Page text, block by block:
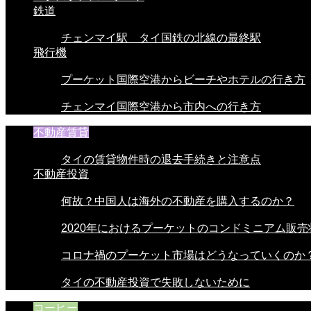
鉄道
チェンマイ駅 タイ国鉄の北線の最終駅
飛行機
プーケット国際空港からビーチやホテルの行き方
チェンマイ国際空港から市内への行き方
不動産賃貸
タイの賃貸物件時の退去手続きと注意点
不動産投資
何故？中国人は海外の不動産を購入するのか？
2020年におけるプーケットのコンドミニアム販売
コロナ禍のプーケット市場はどうなっていくのか
タイの不動産投資で失敗しないために
コーヒー